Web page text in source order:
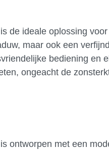
de ideale oplossing
maar ook een
bediening en
ongeacht de
ontworpen met een